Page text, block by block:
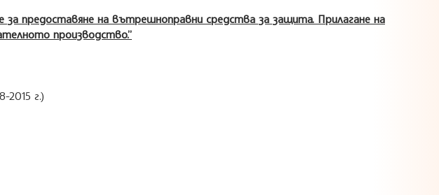
предоставяне на вътрешноправни средства за защита. Прилагане на
производство.”
2015 г.)